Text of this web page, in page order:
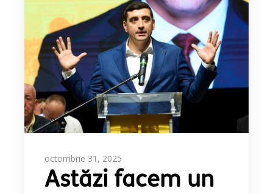
octombrie 31, 2025
Astăzi facem un